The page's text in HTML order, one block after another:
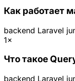
Как работает
backend Laravel
1×
Что такое
backend Laravel